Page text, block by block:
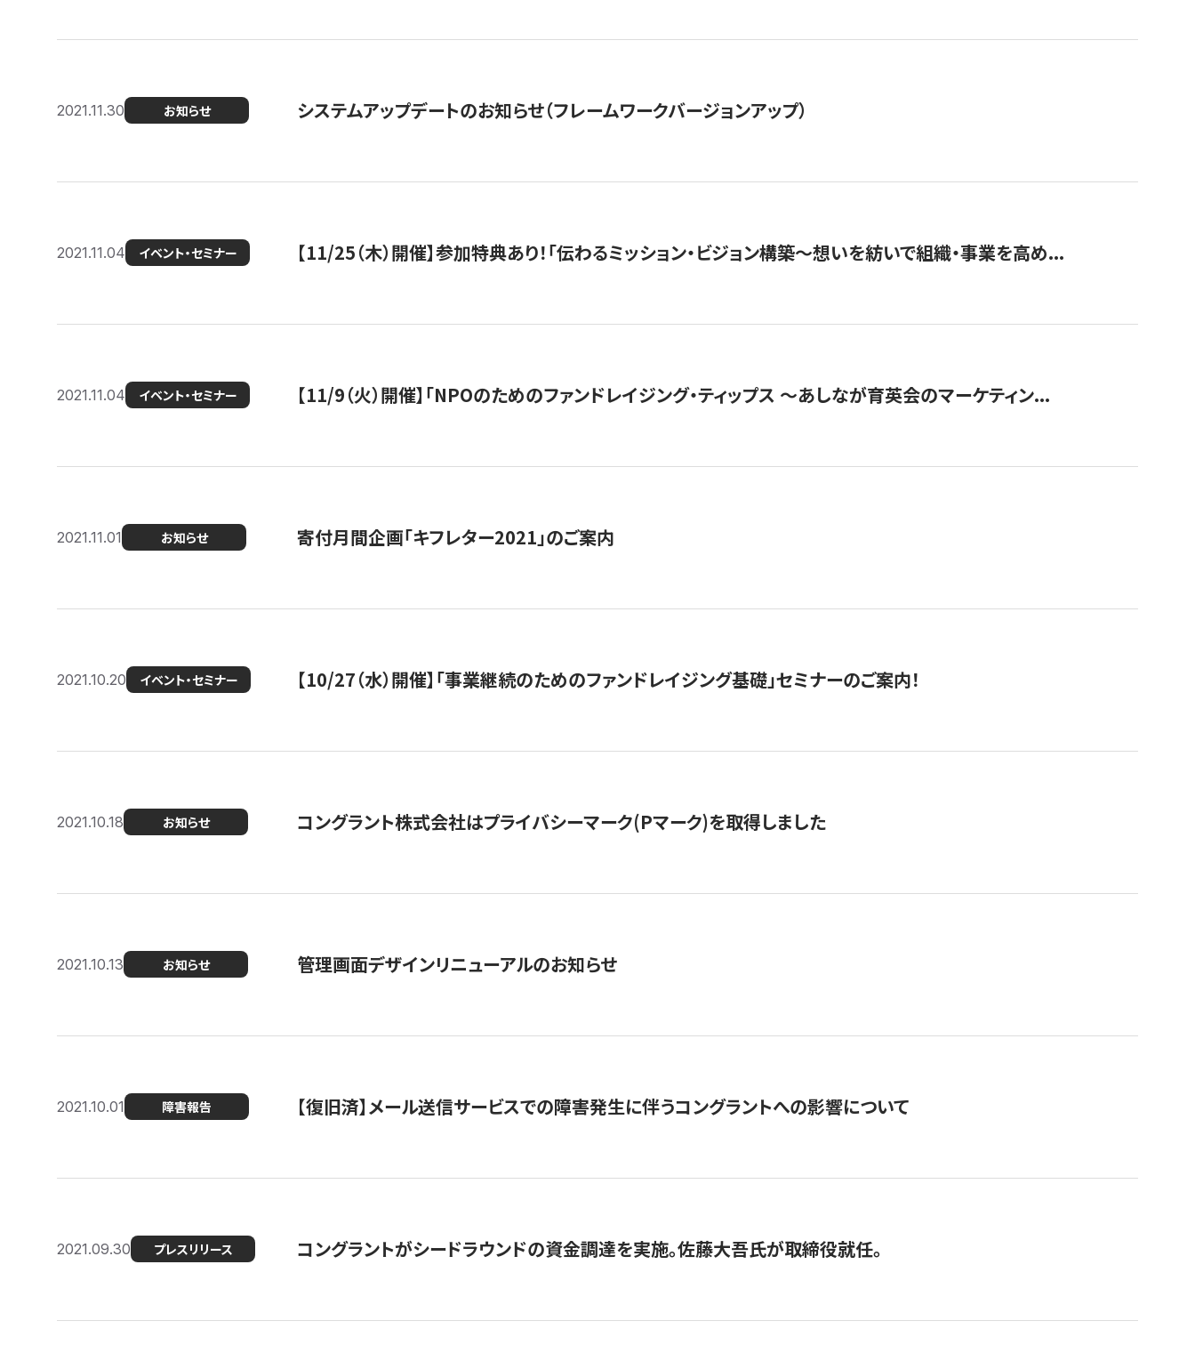
2021.11.30 お知らせ システムアップデートのお知らせ（フレームワークバージョンアップ）
2021.11.04 イベント・セミナー 【11/25（木）開催】参加特典あり！「伝わるミッション・ビジョン構築〜想いを紡いで組織・事業を高め...
2021.11.04 イベント・セミナー 【11/9（火）開催】「NPOのためのファンドレイジング・ティップス 〜あしなが育英会のマーケティン...
2021.11.01 お知らせ 寄付月間企画「キフレター2021」のご案内
2021.10.20 イベント・セミナー 【10/27（水）開催】「事業継続のためのファンドレイジング基礎」セミナーのご案内！
2021.10.18 お知らせ コングラント株式会社はプライバシーマーク(Pマーク)を取得しました
2021.10.13 お知らせ 管理画面デザインリニューアルのお知らせ
2021.10.01 障害報告 【復旧済】メール送信サービスでの障害発生に伴うコングラントへの影響について
2021.09.30 プレスリリース コングラントがシードラウンドの資金調達を実施。佐藤大吾氏が取締役就任。